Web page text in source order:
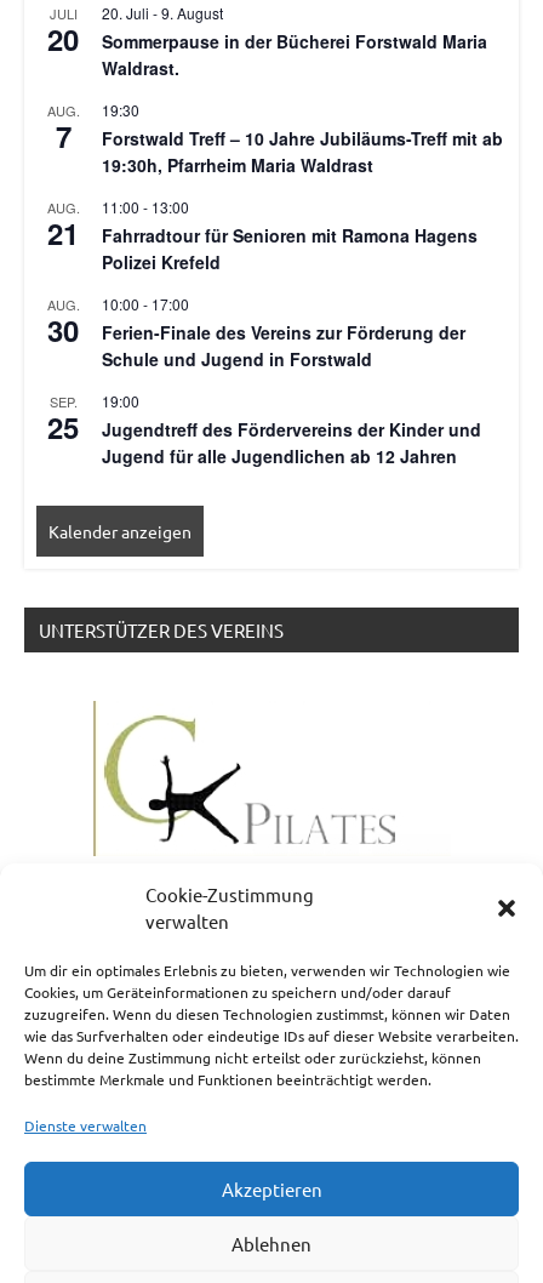
Cookie-Zustimmung
verwalten
Um dir ein optimales Erlebnis zu bieten, verwenden wir Technologien wie
Cookies, um Geräteinformationen zu speichern und/oder darauf
zuzugreifen. Wenn du diesen Technologien zustimmst, können wir Daten
wie das Surfverhalten oder eindeutige IDs auf dieser Website verarbeiten.
Wenn du deine Zustimmung nicht erteilst oder zurückziehst, können
bestimmte Merkmale und Funktionen beeinträchtigt werden.
Dienste verwalten
Akzeptieren
Ablehnen
JULI
20
20. Juli -9. August
Sommerpause in der Bücherei Forstwald Maria
Waldrast.
AUG.
7
19:30
Forstwald Treff – 10 Jahre Jubiläums-Treff mit ab
19:30h, Pfarrheim Maria Waldrast
AUG.
21
11:00 - 13:00
Fahrradtour für Senioren mit Ramona Hagens
Polizei Krefeld
AUG.
30
10:00 - 17:00
Ferien-Finale des Vereins zur Förderung der
Schule und Jugend in Forstwald
SEP.
25
19:00
Jugendtreff des Fördervereins der Kinder und
Jugend für alle Jugendlichen ab 12 Jahren
Kalender anzeigen
UNTERSTÜTZER DES VEREINS
NEWSLETTERANMELDUNG
Impressum